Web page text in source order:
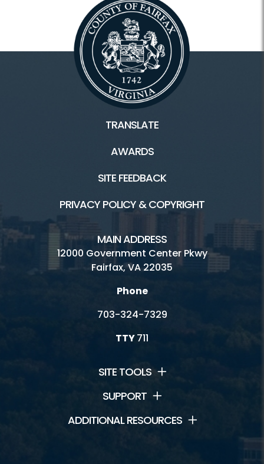
TRANSLATE
AWARDS
SITE FEEDBACK
PRIVACY POLICY & COPYRIGHT
MAIN ADDRESS
12000 Government Center Pkwy
Fairfax, VA 22035
Phone
703-324-7329
TTY711
SITE TOOLS
SUPPORT
ADDITIONAL RESOURCES